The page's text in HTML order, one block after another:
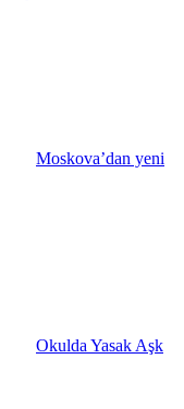
Moskova’dan yeni
Okulda Yasak Aşk